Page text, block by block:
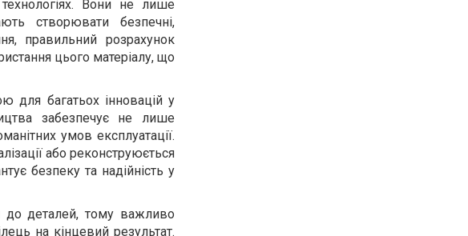
Вони не лише
створювати безпечні,
правильний розрахунок
цього матеріалу, що
для багатьох інновацій у
забезпечує не лише
умов експлуатації.
або реконструюється
безпеку та надійність у
до деталей, тому важливо
на кінцевий результат.